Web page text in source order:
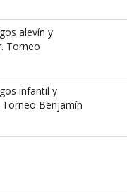
alevín y
Torneo
infantil y
Benjamín